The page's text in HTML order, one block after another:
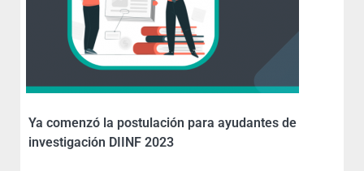
Ya comenzó la postulación para ayudantes de
investigación DIINF 2023